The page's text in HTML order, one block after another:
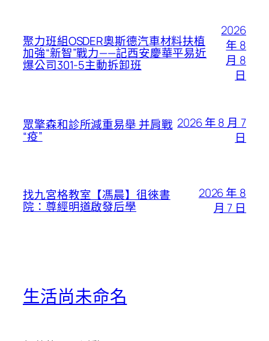
聚力班組OSDER奧斯德汽車材料扶植
加強“新智”戰力——記西安慶華平易近
爆公司301-5主動拆卸班
2026
年 8
月 8
日
眾擎森和診所減重易舉 并肩戰
“疫”
2026 年 8 月 7
日
找九宮格教室【馮晨】徂徠書
院：尊經明道啟發后學
2026 年 8
月 7 日
生活尚未命名